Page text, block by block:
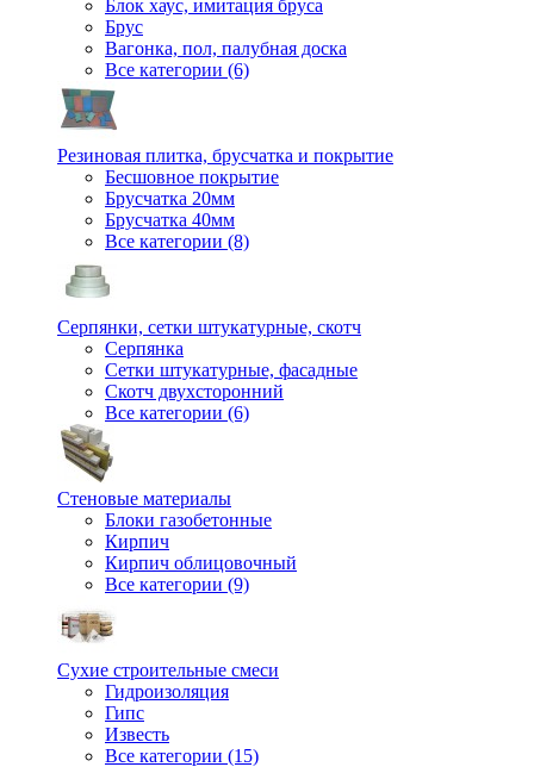
Блок хаус, имитация бруса
Брус
Вагонка, пол, палубная доска
Все категории (6)
Резиновая плитка, брусчатка и покрытие
Бесшовное покрытие
Брусчатка 20мм
Брусчатка 40мм
Все категории (8)
Серпянки, сетки штукатурные, скотч
Серпянка
Сетки штукатурные, фасадные
Скотч двухсторонний
Все категории (6)
Стеновые материалы
Блоки газобетонные
Кирпич
Кирпич облицовочный
Все категории (9)
Сухие строительные смеси
Гидроизоляция
Гипс
Известь
Все категории (15)